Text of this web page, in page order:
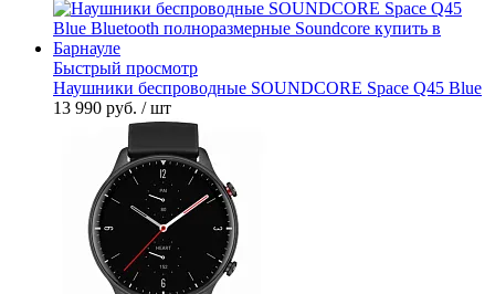
Быстрый просмотр
Наушники беспроводные SOUNDCORE Space Q45 Blue
13 990 руб. / шт